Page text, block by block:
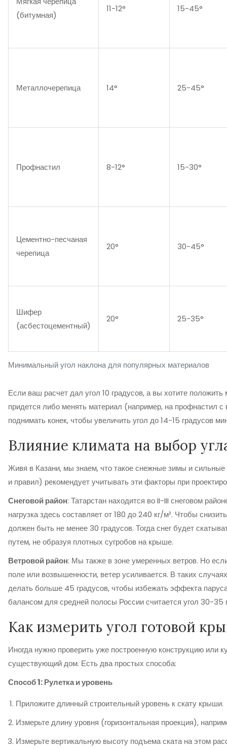
Минимальный угол наклона для популярных материалов
(битумная)
11-12° 15-45°
Металлочерепица 14° 25-45°
Профнастил 8-12° 15-30°
Цементно-песчаная
черепица
20° 30-45°
Шифер
(асбестоцементный)
20° 25-35°
Если ваш расчет дал угол 10 градусов, а вы хотите
придется либо менять материал (например, на профнастил
поднимать конек, чтобы увеличить угол до 14-15 градусов
Влияние климата на выбор
Живя в Казани, мы знаем, что такое снежные зимы и
и правил) рекомендует учитывать эти факторы при
Снеговой район: Татарстан находится во II-III снеговом
нагрузка здесь составляет от 180 до 240 кг/м². Чтобы
должен быть не менее 30 градусов. Тогда снег будет
путем, не образуя плотных сугробов на крыше.
Ветровой район: Мы также в зоне умеренных ветров. Но
поле или возвышенности, ветер усиливается. В таких
делать больше 45 градусов, чтобы избежать эффекта
балансом для средней полосы России считается угол 30-35
Как измерить угол готовой
Иногда нужно проверить уже построенную конструкцию или
существующий дом. Есть два простых способа:
Способ 1: Рулетка и уровень
Приложите длинный строительный уровень к скату крыши.
Измерьте длину уровня (горизонтальная проекция),
Измерьте вертикальную высоту подъема ската на этом